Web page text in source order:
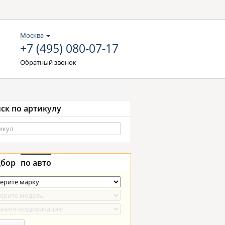
Москва
+7 (495) 080-07-17
Обратный звонок
по артикулу
по авто